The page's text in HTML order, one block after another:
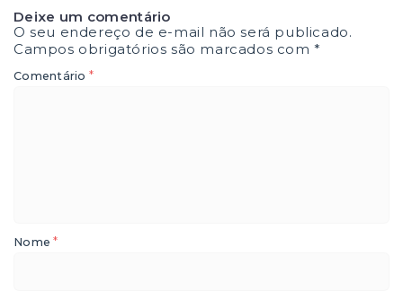
Deixe um comentário
O seu endereço de e-mail não será publicado.
Campos obrigatórios são marcados com*
Comentário *
Nome*